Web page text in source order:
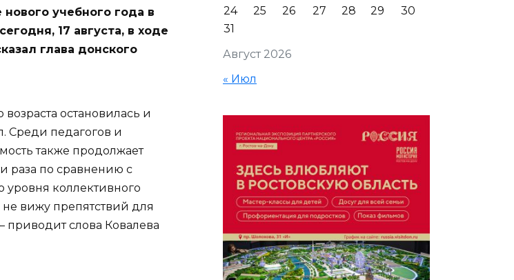
учебного года в
17 августа, в ходе
глава донского
остановилась и
Среди педагогов и
также продолжает
раза по сравнению с
коллективного
вижу препятствий для
приводит слова Ковалева
Август 2026
24
25 26 27 28 29
30
31
« Июл